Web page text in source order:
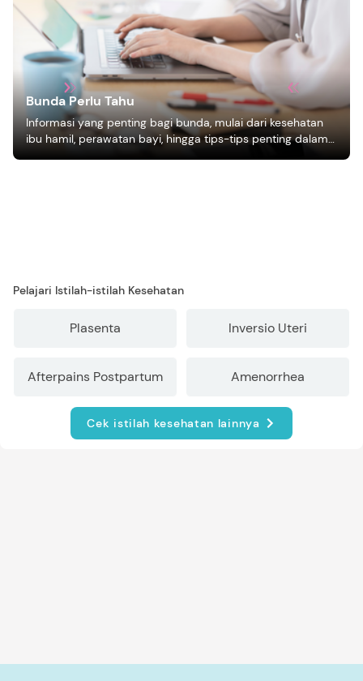
Bunda Perlu Tahu
Informasi yang penting bagi bunda, mulai dari kesehatan
ibu hamil, perawatan bayi, hingga tips-tips penting dalam
mengasuh anak
Pelajari Istilah-istilah Kesehatan
Plasenta Inversio Uteri
Afterpains Postpartum Amenorrhea
Cek istilah kesehatan lainnya